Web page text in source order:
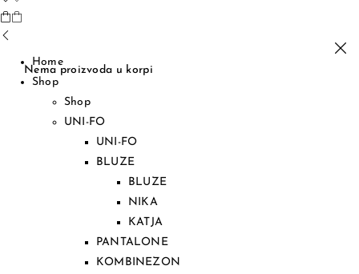
Nema proizvoda u korpi
Home
Shop
Shop
UNI-FO
UNI-FO
BLUZE
BLUZE
NIKA
KATJA
PANTALONE
KOMBINEZON